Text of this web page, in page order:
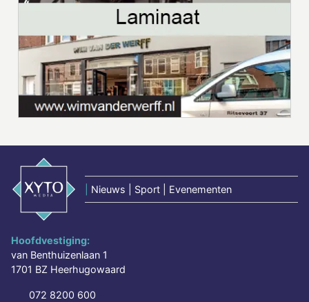
Nieuws | Sport | Evenementen
Hoofdvestiging:
van Benthuizenlaan 1
1701 BZ Heerhugowaard
072 8200 600